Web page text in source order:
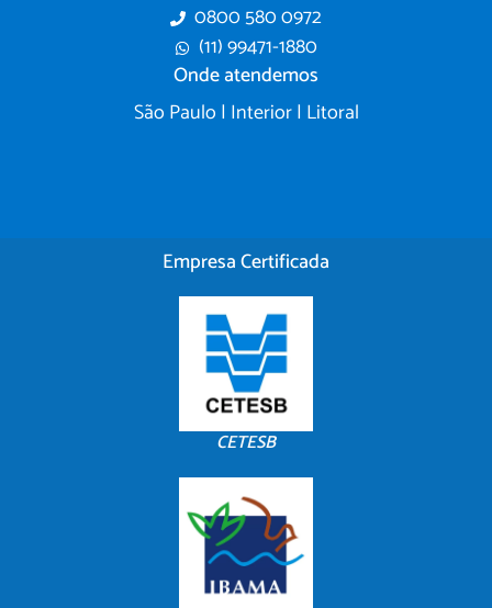
0800 580 0972
(11) 99471-1880
Onde atendemos
São Paulo | Interior | Litoral
Empresa Certificada
CETESB